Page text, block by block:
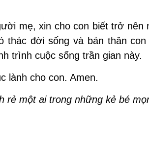
mẹ, xin cho con biết trở nên
đời sống và bản thân
trình cuộc sống trần gian này.
lành cho con. Amen.
rẻ một ai trong những kẻ bé